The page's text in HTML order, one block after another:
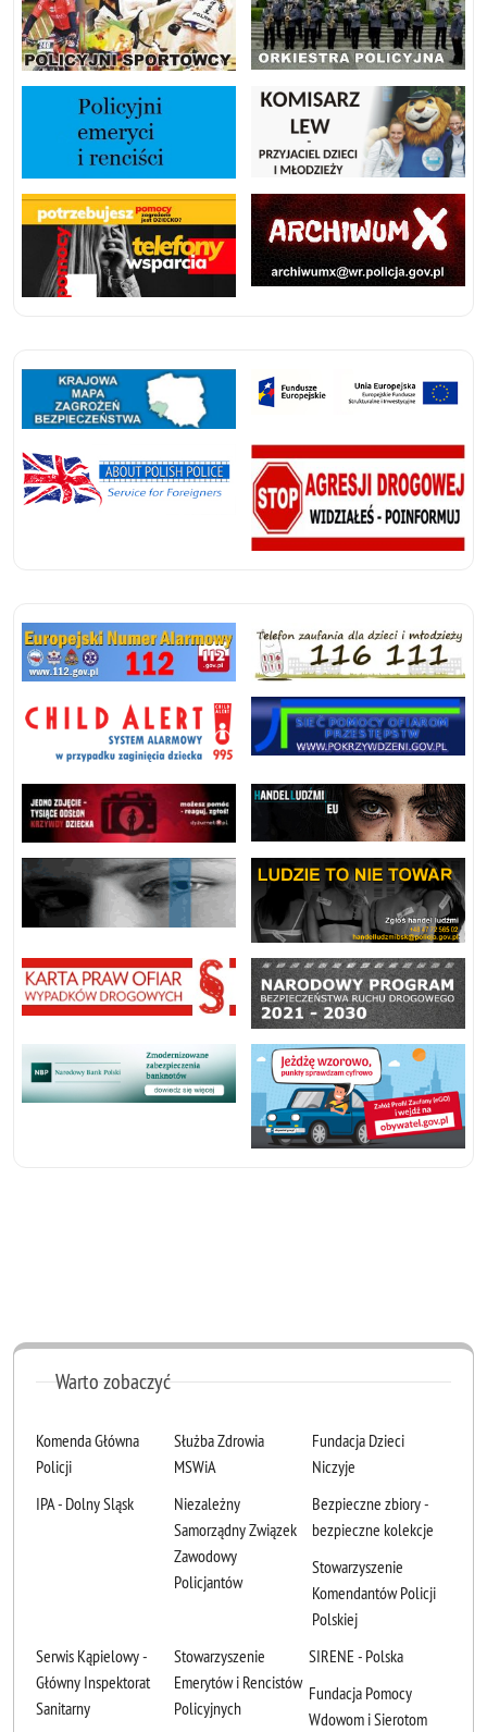
Warto zobaczyć
Komenda Główna
Policji
Służba Zdrowia
MSWiA
Fundacja Dzieci
Niczyje
IPA - Dolny Sląsk
Niezależny
Samorządny Związek
Zawodowy
Policjantów
Bezpieczne zbiory -
bezpieczne kolekcje
Stowarzyszenie
Komendantów Policji
Polskiej
Serwis Kąpielowy -
Główny Inspektorat
Sanitarny
Stowarzyszenie
Emerytów i Rencistów
Policyjnych
SIRENE - Polska
Fundacja Pomocy
Wdowom i Sierotom